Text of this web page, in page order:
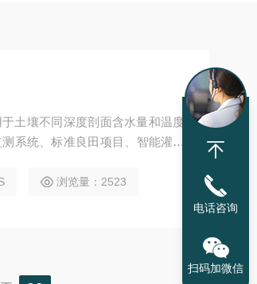
土壤不同深度剖面含水量和温度
系统、标准良田项目、智能灌溉
浏览量：2523
电话咨询
扫码加微信